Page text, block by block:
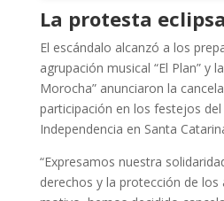
La protesta
El escándalo alcanzó a los
agrupación musical “El Plan” y
Morocha” anunciaron la
participación en los festejos del
Independencia en Santa
“Expresamos nuestra
derechos y la protección de los